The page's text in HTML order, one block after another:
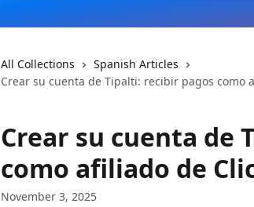
All Collections
Spanish Articles
Crear su cuenta de Tipalti: recibir pagos como
Crear su cuenta de
como afiliado de
November 3, 2025